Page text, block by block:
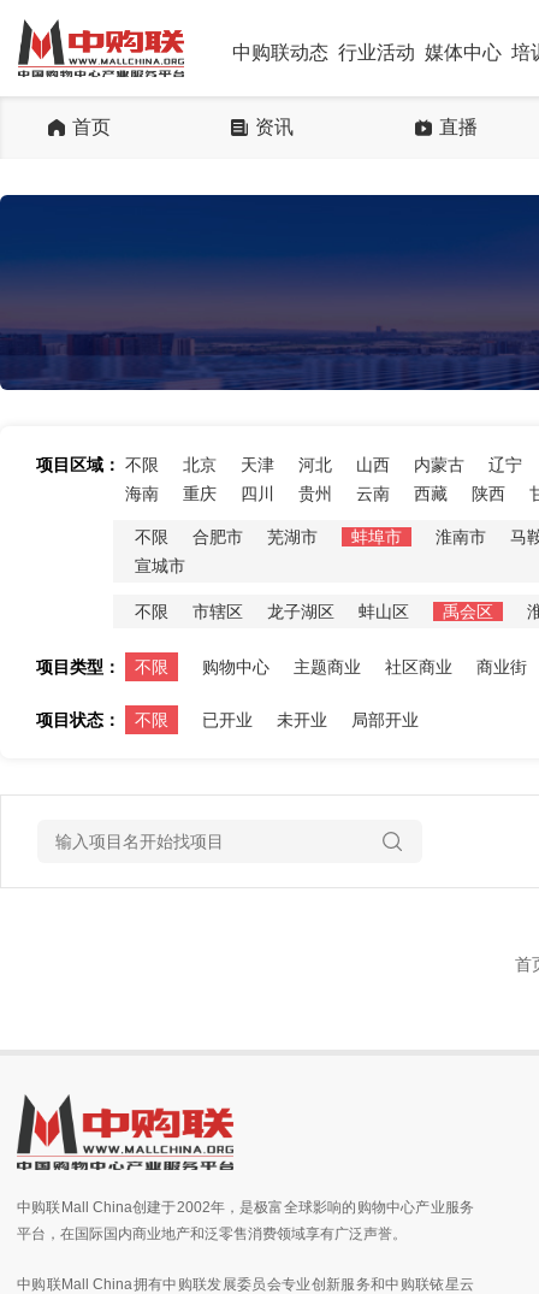
中购联动态 行业活动 媒体中心 培
首页 资讯 直播
项目区域： 不限 北京 天津 河北 山西 内蒙古
辽宁
海南
重庆 四川 贵州 云南 西藏 陕西
不限 合肥市 芜湖市 蚌埠市 淮南市
马
宣城市
不限 市辖区 龙子湖区 蚌山区 禹会区
项目类型： 不限 购物中心 主题商业 社区商业 商业街
项目状态： 不限 已开业 未开业 局部开业
首
中购联Mall China创建于2002年，是极富全球影响的购物中心产业服务
平台，在国际国内商业地产和泛零售消费领域享有广泛声誉。
中购联Mall China拥有中购联发展委员会专业创新服务和中购联铱星云